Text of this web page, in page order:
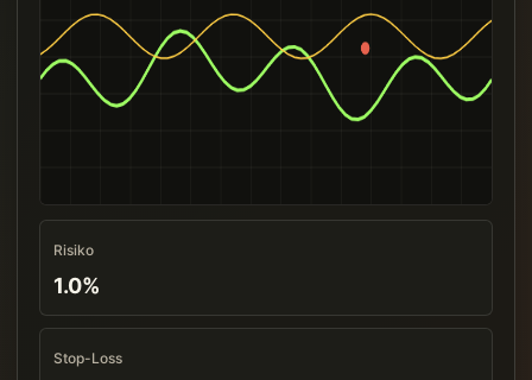
Risiko
1.0%
Stop-Loss